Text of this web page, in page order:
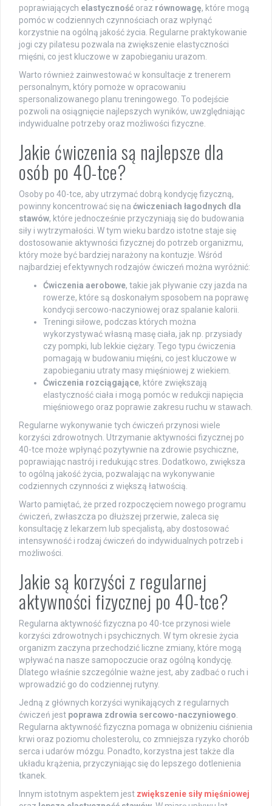
poprawiających elastyczność oraz równowagę, które mogą
pomóc w codziennych czynnościach oraz wpłynąć
korzystnie na ogólną jakość życia. Regularne praktykowanie
jogi czy pilatesu pozwala na zwiększenie elastyczności
mięśni, co jest kluczowe w zapobieganiu urazom.
Warto również zainwestować w konsultacje z trenerem
personalnym, który pomoże w opracowaniu
spersonalizowanego planu treningowego. To podejście
pozwoli na osiągnięcie najlepszych wyników, uwzględniając
indywidualne potrzeby oraz możliwości fizyczne.
Jakie ćwiczenia są najlepsze dla
osób po 40-tce?
Osoby po 40-tce, aby utrzymać dobrą kondycję fizyczną,
powinny koncentrować się na ćwiczeniach łagodnych dla
stawów, które jednocześnie przyczyniają się do budowania
siły i wytrzymałości. W tym wieku bardzo istotne staje się
dostosowanie aktywności fizycznej do potrzeb organizmu,
który może być bardziej narażony na kontuzje. Wśród
najbardziej efektywnych rodzajów ćwiczeń można wyróżnić:
Ćwiczenia aerobowe, takie jak pływanie czy jazda na
rowerze, które są doskonałym sposobem na poprawę
kondycji sercowo-naczyniowej oraz spalanie kalorii.
Treningi siłowe, podczas których można
wykorzystywać własną masę ciała, jak np. przysiady
czy pompki, lub lekkie ciężary. Tego typu ćwiczenia
pomagają w budowaniu mięśni, co jest kluczowe w
zapobieganiu utraty masy mięśniowej z wiekiem.
Ćwiczenia rozciągające, które zwiększają
elastyczność ciała i mogą pomóc w redukcji napięcia
mięśniowego oraz poprawie zakresu ruchu w stawach.
Regularne wykonywanie tych ćwiczeń przynosi wiele
korzyści zdrowotnych. Utrzymanie aktywności fizycznej po
40-tce może wpłynąć pozytywnie na zdrowie psychiczne,
poprawiając nastrój i redukując stres. Dodatkowo, zwiększa
to ogólną jakość życia, pozwalając na wykonywanie
codziennych czynności z większą łatwością.
Warto pamiętać, że przed rozpoczęciem nowego programu
ćwiczeń, zwłaszcza po dłuższej przerwie, zaleca się
konsultację z lekarzem lub specjalistą, aby dostosować
intensywność i rodzaj ćwiczeń do indywidualnych potrzeb i
możliwości.
Jakie są korzyści z regularnej
aktywności fizycznej po 40-tce?
Regularna aktywność fizyczna po 40-tce przynosi wiele
korzyści zdrowotnych i psychicznych. W tym okresie życia
organizm zaczyna przechodzić liczne zmiany, które mogą
wpływać na nasze samopoczucie oraz ogólną kondycję.
Dlatego właśnie szczególnie ważne jest, aby zadbać o ruch i
wprowadzić go do codziennej rutyny.
Jedną z głównych korzyści wynikających z regularnych
ćwiczeń jest poprawa zdrowia sercowo-naczyniowego.
Regularna aktywność fizyczna pomaga w obniżeniu ciśnienia
krwi oraz poziomu cholesterolu, co zmniejsza ryzyko chorób
serca i udarów mózgu. Ponadto, korzystna jest także dla
układu krążenia, przyczyniając się do lepszego dotlenienia
tkanek.
Innym istotnym aspektem jest zwiększenie siły mięśniowej